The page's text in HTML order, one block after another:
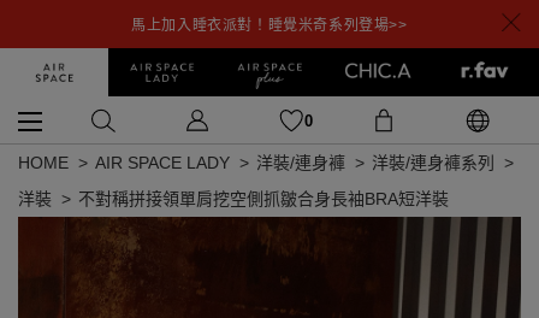
馬上加入睡衣派對！睡覺米奇系列登場>>
0
HOME AIR SPACE LADY 洋裝/連身褲
洋裝/連身褲系列
洋裝
不對稱拼接領單肩挖空側抓皺合身長袖BRA短洋裝